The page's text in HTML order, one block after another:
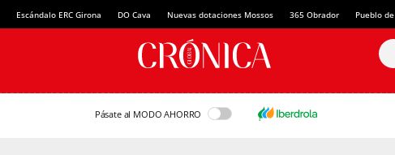
Escándalo ERC Girona DO Cava Nuevas dotaciones Mossos 365 Obrador Pueblo
Pásate al MODO AHORRO